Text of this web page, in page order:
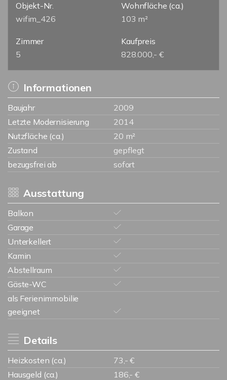
Objekt-Nr.
wifim_426
Wohnfläche (ca.)
103 m²
Zimmer
5
Kaufpreis
828.000,- €
Informationen
Baujahr
2009
Letzte Modernisierung
2014
Nutzfläche (ca.)
20 m²
Zustand
gepflegt
bezugsfrei ab
sofort
Ausstattung
Balkon
Garage
Unterkellert
Kamin
Abstellraum
Gäste-WC
als Ferienimmobilie
geeignet
Details
Heizkosten (ca.)
73,- €
Hausgeld (ca.)
186,- €